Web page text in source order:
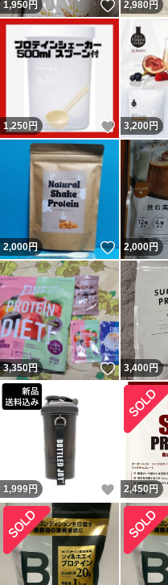
1,950円 いいね！
2,980円
1,250 円 いいね！
3,200円
2,000円 いいね！
2,000円
3,350円 いいね！
3,400円
1,999円 いいね！
2,450 円